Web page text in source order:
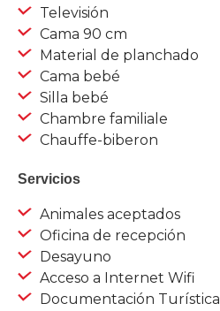
Televisión
Cama 90 cm
Material de planchado
Cama bebé
Silla bebé
Chambre familiale
Chauffe-biberon
Servicios
Animales aceptados
Oficina de recepción
Desayuno
Acceso a Internet Wifi
Documentación Turística